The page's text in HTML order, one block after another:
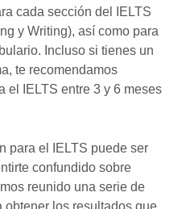
cada sección del IELTS
y Writing), así como para
Incluso si tienes un
te recomendamos
el IELTS entre 3 y 6 meses
para el IELTS puede ser
confundido sobre
reunido una serie de
obtener los resultados que